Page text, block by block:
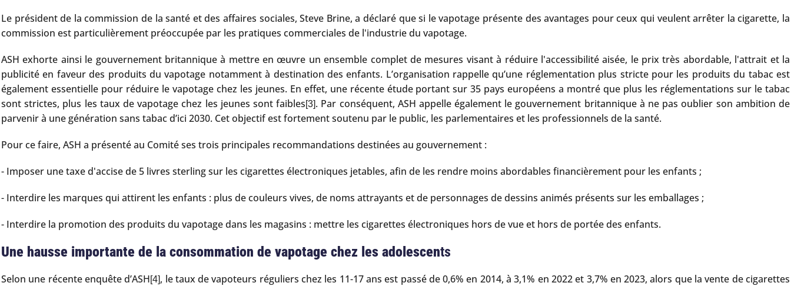
Le président de la commission de la santé et des affaires sociales, Steve Brine, a déclaré que si le vapotage présente des avantages pour ceux qui veulent arrêter la cigarette, la
commission est particulièrement préoccupée par les pratiques commerciales de l'industrie du vapotage.
ASH exhorte ainsi le gouvernement britannique à mettre en œuvre un ensemble complet de mesures visant à réduire l'accessibilité aisée, le prix très abordable, l'attrait et la
publicité en faveur des produits du vapotage notamment à destination des enfants. L’organisation rappelle qu’une réglementation plus stricte pour les produits du tabac est
également essentielle pour réduire le vapotage chez les jeunes. En effet, une récente étude portant sur 35 pays européens a montré que plus les réglementations sur le tabac
sont strictes, plus les taux de vapotage chez les jeunes sont faibles[3]. Par conséquent, ASH appelle également le gouvernement britannique à ne pas oublier son ambition de
parvenir à une génération sans tabac d’ici 2030. Cet objectif est fortement soutenu par le public, les parlementaires et les professionnels de la santé.
Pour ce faire, ASH a présenté au Comité ses trois principales recommandations destinées au gouvernement :
- Imposer une taxe d'accise de 5 livres sterling sur les cigarettes électroniques jetables, afin de les rendre moins abordables financièrement pour les enfants ;
- Interdire les marques qui attirent les enfants : plus de couleurs vives, de noms attrayants et de personnages de dessins animés présents sur les emballages ;
- Interdire la promotion des produits du vapotage dans les magasins : mettre les cigarettes électroniques hors de vue et hors de portée des enfants.
Une hausse importante de la consommation de vapotage chez les adolescents
Selon une récente enquête d’ASH[4], le taux de vapoteurs réguliers chez les 11-17 ans est passé de 0,6% en 2014, à 3,1% en 2022 et 3,7% en 2023, alors que la vente de cigarettes